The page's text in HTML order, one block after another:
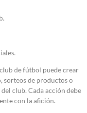
de fútbol puede crear
sorteos de productos o
club. Cada acción debe
con la afición.